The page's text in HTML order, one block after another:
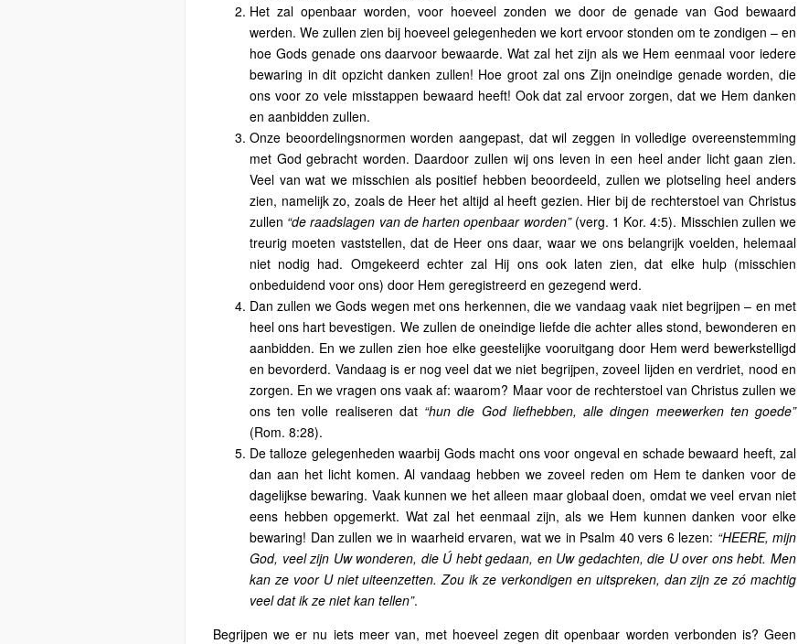
Het zal openbaar worden, voor hoeveel zonden we door de genade van God bewaard
werden. We zullen zien bij hoeveel gelegenheden we kort ervoor stonden om te zondigen – en
hoe Gods genade ons daarvoor bewaarde. Wat zal het zijn als we Hem eenmaal voor iedere
bewaring in dit opzicht danken zullen! Hoe groot zal ons Zijn oneindige genade worden, die
ons voor zo vele misstappen bewaard heeft! Ook dat zal ervoor zorgen, dat we Hem danken
en aanbidden zullen.
Onze beoordelingsnormen worden aangepast, dat wil zeggen in volledige overeenstemming
met God gebracht worden. Daardoor zullen wij ons leven in een heel ander licht gaan zien.
Veel van wat we misschien als positief hebben beoordeeld, zullen we plotseling heel anders
zien, namelijk zo, zoals de Heer het altijd al heeft gezien. Hier bij de rechterstoel van Christus
zullen “de raadslagen van de harten openbaar worden”(verg. 1 Kor. 4:5). Misschien zullen we
treurig moeten vaststellen, dat de Heer ons daar, waar we ons belangrijk voelden, helemaal
niet nodig had. Omgekeerd echter zal Hij ons ook laten zien, dat elke hulp (misschien
onbeduidend voor ons) door Hem geregistreerd en gezegend werd.
Dan zullen we Gods wegen met ons herkennen, die we vandaag vaak niet begrijpen – en met
heel ons hart bevestigen. We zullen de oneindige liefde die achter alles stond, bewonderen en
aanbidden. En we zullen zien hoe elke geestelijke vooruitgang door Hem werd bewerkstelligd
en bevorderd. Vandaag is er nog veel dat we niet begrijpen, zoveel lijden en verdriet, nood en
zorgen. En we vragen ons vaak af: waarom? Maar voor de rechterstoel van Christus zullen we
ons ten volle realiseren dat “hun die God liefhebben, alle dingen meewerken ten goede”
(Rom. 8:28).
De talloze gelegenheden waarbij Gods macht ons voor ongeval en schade bewaard heeft, zal
dan aan het licht komen. Al vandaag hebben we zoveel reden om Hem te danken voor de
dagelijkse bewaring. Vaak kunnen we het alleen maar globaal doen, omdat we veel ervan niet
eens hebben opgemerkt. Wat zal het eenmaal zijn, als we Hem kunnen danken voor elke
bewaring! Dan zullen we in waarheid ervaren, wat we in Psalm 40 vers 6 lezen: “HEERE, mijn
God, veel zijn Uw wonderen, die Ú hebt gedaan, en Uw gedachten, die U over ons hebt. Men
kan ze voor U niet uiteenzetten. Zou ik ze verkondigen en uitspreken, dan zijn ze zó machtig
veel dat ik ze niet kan tellen”.
Begrijpen we er nu iets meer van, met hoeveel zegen dit openbaar worden verbonden is? Geen